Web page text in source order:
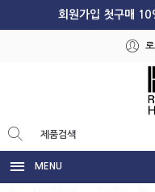
회원가입 첫구매
MENU